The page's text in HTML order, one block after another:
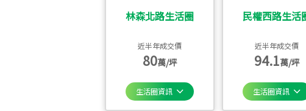
林森北路生活圈
近半年成交價
80萬/坪
生活圈資訊
民權西路生活
近半年成交價
94.1萬/坪
生活圈資訊